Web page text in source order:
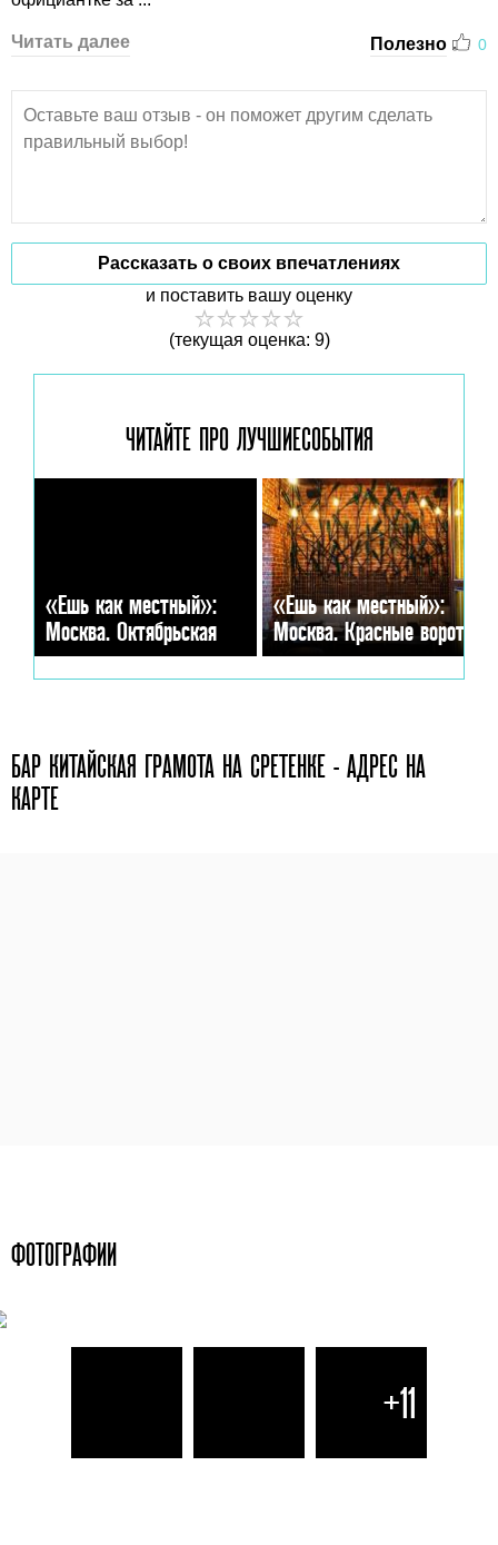
Читать далее Полезно 0
Рассказать о своих впечатлениях
и поставить вашу оценку
(текущая оценка: 9)
ЧИТАЙТЕ ПРО ЛУЧШИЕСОБЫТИЯ
«Ешь как местный»:
Москва. Октябрьская
«Ешь как местный»:
Москва. Красные ворота
БАР КИТАЙСКАЯ ГРАМОТА НА СРЕТЕНКЕ - АДРЕС НА
КАРТЕ
ФОТОГРАФИИ
+11